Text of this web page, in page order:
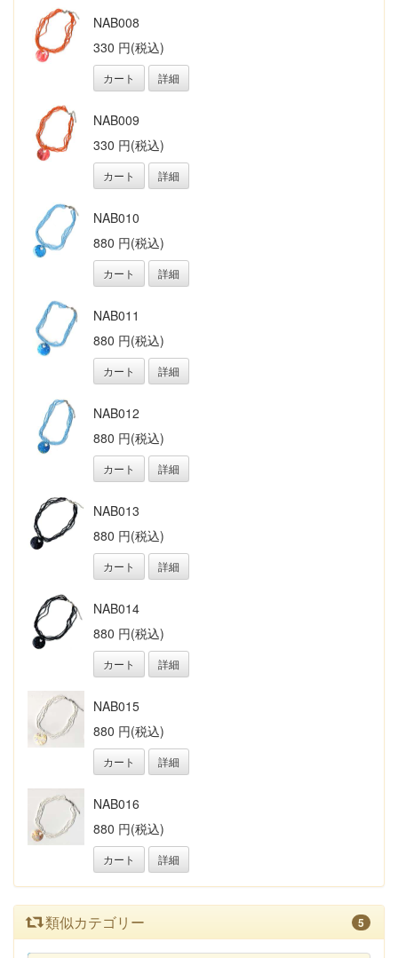
NAB008
330 円(税込)
カート 詳細
NAB009
330 円(税込)
カート 詳細
NAB010
880 円(税込)
カート 詳細
NAB011
880 円(税込)
カート 詳細
NAB012
880 円(税込)
カート 詳細
NAB013
880 円(税込)
カート 詳細
NAB014
880 円(税込)
カート 詳細
NAB015
880 円(税込)
カート 詳細
NAB016
880 円(税込)
カート 詳細
類似カテゴリー 5